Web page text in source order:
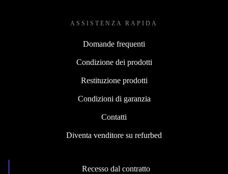
ASSISTENZA RAPIDA
Domande frequenti
Condizione dei prodotti
Restituzione prodotti
Condizioni di garanzia
Contatti
Diventa venditore su refurbed
Recesso dal contratto